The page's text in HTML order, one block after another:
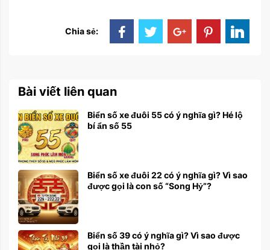
Chia sẻ:
Bài viết liên quan
Biển số xe đuôi 55 có ý nghĩa gì? Hé lộ
bí ẩn số 55
Biển số xe đuôi 22 có ý nghĩa gì? Vì sao
được gọi là con số “Song Hỷ”?
Biển số 39 có ý nghĩa gì? Vì sao được
gọi là thần tài nhỏ?